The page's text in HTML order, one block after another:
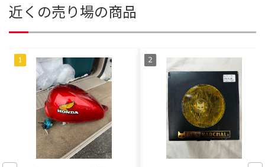
近くの売り場の商品